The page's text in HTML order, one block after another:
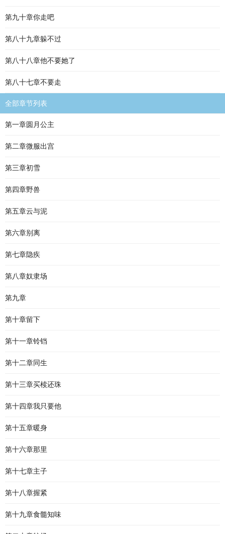
第九十章你走吧
第八十九章躲不过
第八十八章他不要她了
第八十七章不要走
全部章节列表
第一章圆月公主
第二章微服出宫
第三章初雪
第四章野兽
第五章云与泥
第六章别离
第七章隐疾
第八章奴隶场
第九章
第十章留下
第十一章铃铛
第十二章同生
第十三章买椟还珠
第十四章我只要他
第十五章暖身
第十六章那里
第十七章主子
第十八章握紧
第十九章食髓知味